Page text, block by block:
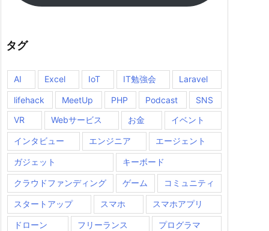
タグ
AI Excel IoT IT勉強会 Laravel
lifehack MeetUp PHP Podcast
SNS
VR
Webサービス お金 イベント
インタビュー エンジニア エージェント
ガジェット キーボード
クラウドファンディング ゲーム コミュニティ
スタートアップ スマホ スマホアプリ
ドローン フリーランス プログラマ